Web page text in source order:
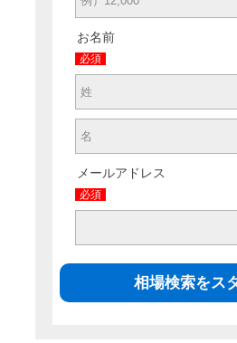
お名前
必須
メールアドレス
必須